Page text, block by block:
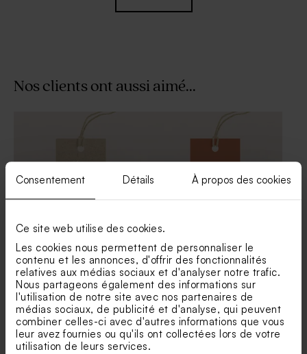
Consentement Détails À propos des cookies
Ce site web utilise des cookies.
Les cookies nous permettent de personnaliser le
contenu et les annonces, d'offrir des fonctionnalités
relatives aux médias sociaux et d'analyser notre trafic.
Nous partageons également des informations sur
l'utilisation de notre site avec nos partenaires de
médias sociaux, de publicité et d'analyse, qui peuvent
combiner celles-ci avec d'autres informations que vous
leur avez fournies ou qu'ils ont collectées lors de votre
utilisation de leurs services.
Faire part mariage vague
Faire-part mariage pochette
Faire part mariage pochette
terracotta
Faire-part mariage douce
annonce avec dorure
Nos clients ont aussi aimé...
Etiquette mariage à
personnaliser effet kraft
Étiquette savon artisanal
terracotta graphique